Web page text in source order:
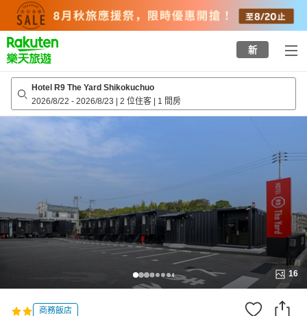
top
page
新
Hotel R9 The Yard Shikokuchuo
2026/8/22 - 2026/8/23 | 2 位住客 | 1 間房
16
商務飯店